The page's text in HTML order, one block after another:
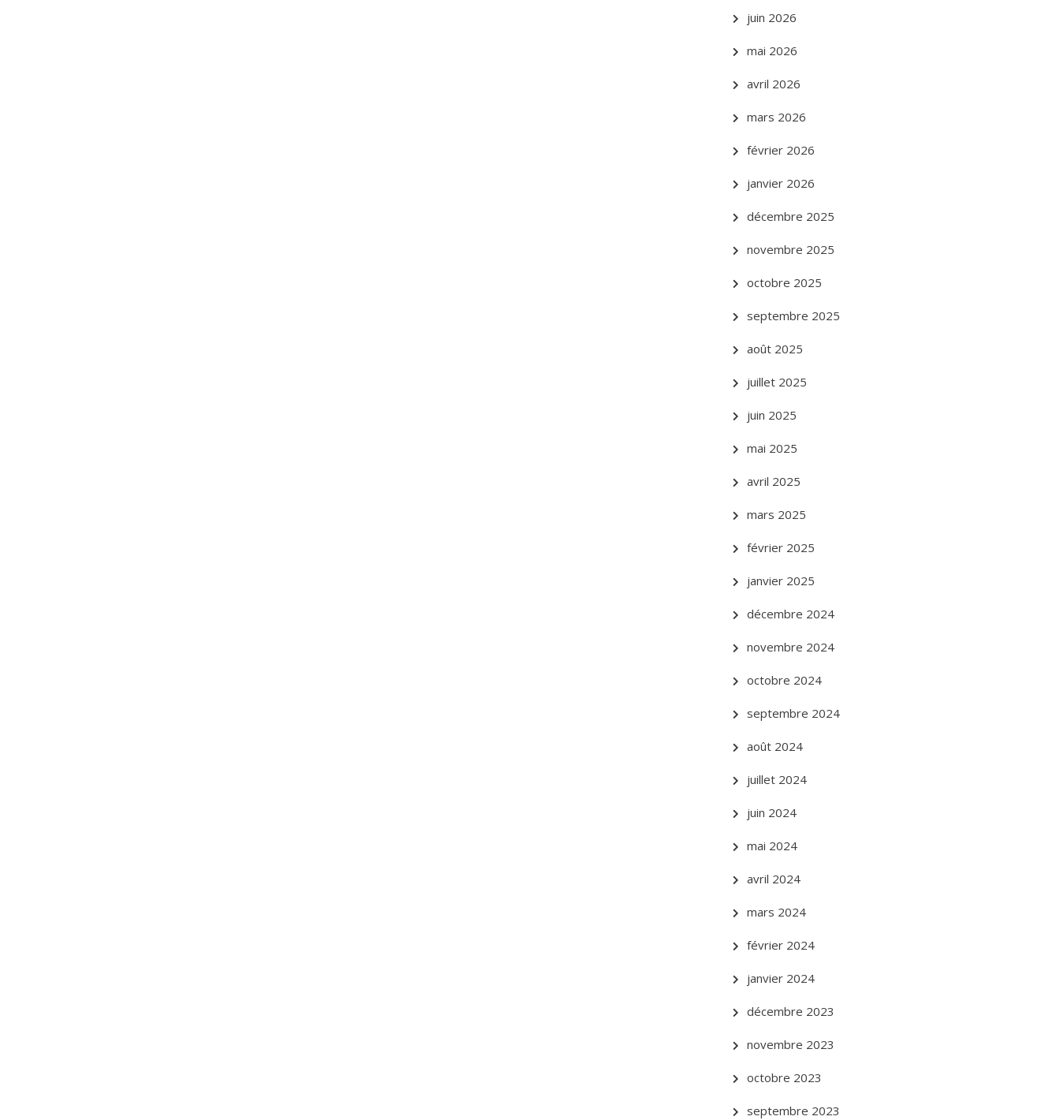
juin 2026
mai 2026
avril 2026
mars 2026
février 2026
janvier 2026
décembre 2025
novembre 2025
octobre 2025
septembre 2025
août 2025
juillet 2025
juin 2025
mai 2025
avril 2025
mars 2025
février 2025
janvier 2025
décembre 2024
novembre 2024
octobre 2024
septembre 2024
août 2024
juillet 2024
juin 2024
mai 2024
avril 2024
mars 2024
février 2024
janvier 2024
décembre 2023
novembre 2023
octobre 2023
septembre 2023